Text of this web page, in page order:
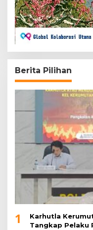
Berita Pilihan
1
Karhutla
Tangkap Pelaku